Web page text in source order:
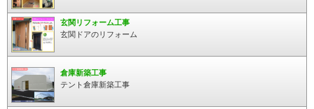
玄関リフォーム工事
玄関ドアのリフォーム
倉庫新築工事
テント倉庫新築工事